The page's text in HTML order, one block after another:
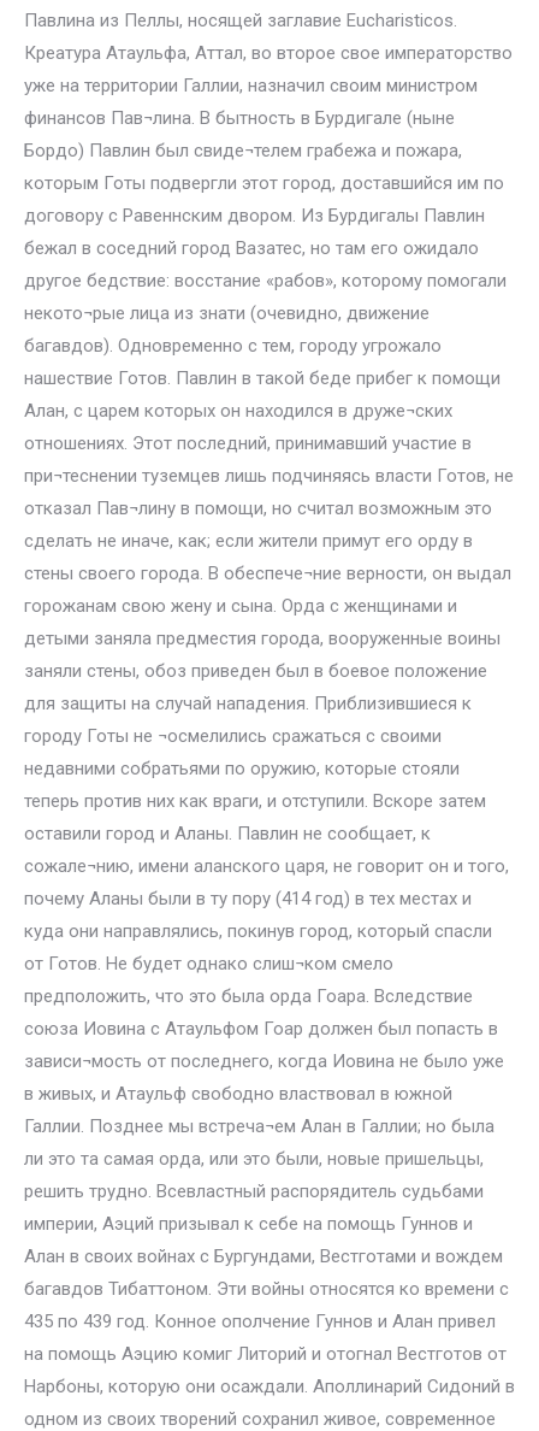
Павлина из Пеллы, носящей заглавие Eucharisticos.
Креатура Атаульфа, Аттал, во второе свое императорство
уже на территории Галлии, назначил своим министром
финансов Пав¬лина. В бытность в Бурдигале (ныне
Бордо) Павлин был свиде¬телем грабежа и пожара,
которым Готы подвергли этот город, доставшийся им по
договору с Равеннским двором. Из Бурдигалы Павлин
бежал в соседний город Вазатес, но там его ожидало
другое бедствие: восстание «рабов», которому помогали
некото¬рые лица из знати (очевидно, движение
багавдов). Одновременно с тем, городу угрожало
нашествие Готов. Павлин в такой беде прибег к помощи
Алан, с царем которых он находился в друже¬ских
отношениях. Этот последний, принимавший участие в
при¬теснении туземцев лишь подчиняясь власти Готов, не
отказал Пав¬лину в помощи, но считал возможным это
сделать не иначе, как; если жители примут его орду в
стены своего города. В обеспече¬ние верности, он выдал
горожанам свою жену и сына. Орда с женщинами и
детыми заняла предместия города, вооруженные воины
заняли стены, обоз приведен был в боевое положение
для защиты на случай нападения. Приблизившиеся к
городу Готы не ¬осмелились сражаться с своими
недавними собратьями по оружию, которые стояли
теперь против них как враги, и отступили. Вскоре затем
оставили город и Аланы. Павлин не сообщает, к
сожале¬нию, имени аланского царя, не говорит он и того,
почему Аланы были в ту пору (414 год) в тех местах и
куда они направлялись, покинув город, который спасли
от Готов. Не будет однако слиш¬ком смело
предположить, что это была орда Гоара. Вследствие
союза Иовина с Атаульфом Гоар должен был попасть в
зависи¬мость от последнего, когда Иовина не было уже
в живых, и Атаульф свободно властвовал в южной
Галлии. Позднее мы встреча¬ем Алан в Галлии; но была
ли это та самая орда, или это были, новые пришельцы,
решить трудно. Всевластный распорядитель судьбами
империи, Аэций призывал к себе на помощь Гуннов и
Алан в своих войнах с Бургундами, Вестготами и вождем
багавдов Тибаттоном. Эти войны относятся ко времени с
435 по 439 год. Конное ополчение Гуннов и Алан привел
на помощь Аэцию комиг Литорий и отогнал Вестготов от
Нарбоны, которую они осаждали. Аполлинарий Сидоний в
одном из своих творений сохранил живое, современное